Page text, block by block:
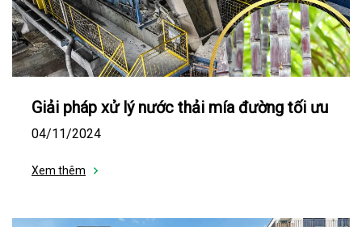
Giải pháp xử lý nước thải mía đường tối ưu
04/11/2024
Xem thêm